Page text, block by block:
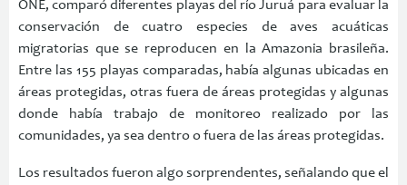
ONE, comparó diferentes playas del río Juruá para evaluar la
conservación de cuatro especies de aves acuáticas
migratorias que se reproducen en la Amazonia brasileña.
Entre las 155 playas comparadas, había algunas ubicadas en
áreas protegidas, otras fuera de áreas protegidas y algunas
donde había trabajo de monitoreo realizado por las
comunidades, ya sea dentro o fuera de las áreas protegidas.
Los resultados fueron algo sorprendentes, señalando que el